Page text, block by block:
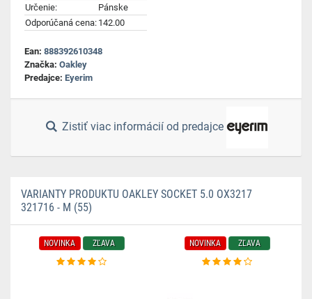
Určenie:
Pánske
Odporúčaná cena: 142.00
Ean: 888392610348
Značka: Oakley
Predajce: Eyerim
Zistiť viac informácií od predajce
VARIANTY PRODUKTU OAKLEY SOCKET 5.0 OX3217
321716 - M (55)
NOVINKA ZĽAVA NOVINKA ZĽAVA